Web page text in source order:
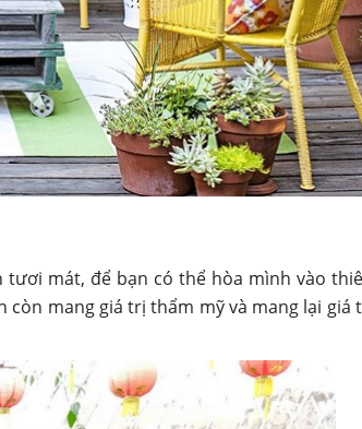
mát, để bạn có thể hòa mình vào
còn mang giá trị thẩm mỹ và mang lại giá